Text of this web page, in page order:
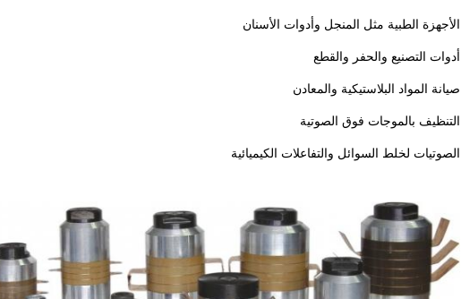
الأجهزة الطبية مثل المنجل وأدوات الأسنان
أدوات التصنيع والحفر والقطع
صيانة المواد البلاستيكية والمعادن
التنظيف بالموجات فوق الصوتية
الصوتيات لخلط السوائل والتفاعلات الكيميائية